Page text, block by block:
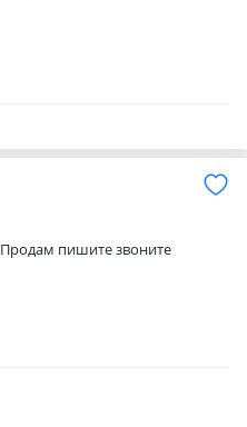
Продам пишите звоните